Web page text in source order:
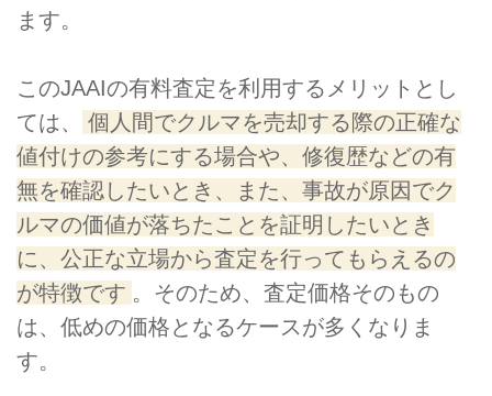
ます。
このJAAIの有料査定を利用するメリットとし
ては、
個人間でクルマを売却する際の正確な
値付けの参考にする場合や、修復歴などの有
無を確認したいとき、また、事故が原因でク
ルマの価値が落ちたことを証明したいとき
に、公正な立場から査定を行ってもらえるの
が特徴です 。そのため、査定価格そのもの
は、低めの価格となるケースが多くなりま
す。